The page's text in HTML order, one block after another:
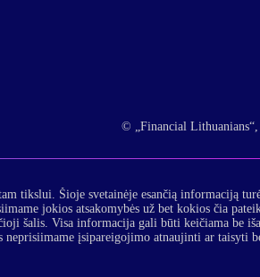
© „Financial Lithuanians“,
tikslui. Šioje svetainėje esančią informaciją
jokios atsakomybės už bet kokios čia
šalis. Visa informacija gali būti keičiama be
įsipareigojimo atnaujinti ar taisyti